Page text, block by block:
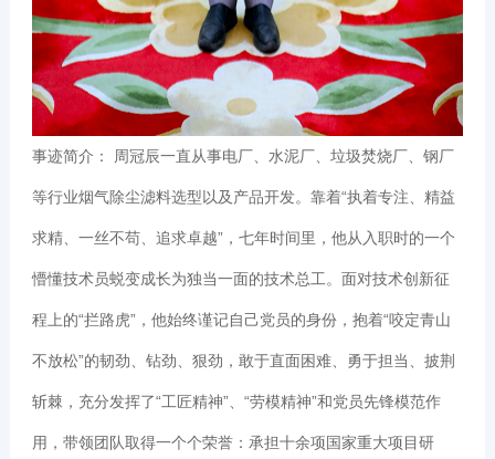
事迹简介： 周冠辰一直从事电厂、水泥厂、垃圾焚烧厂、钢厂
等行业烟气除尘滤料选型以及产品开发。靠着“执着专注、精益
求精、一丝不苟、追求卓越”，七年时间里，他从入职时的一个
懵懂技术员蜕变成长为独当一面的技术总工。面对技术创新征
程上的“拦路虎”，他始终谨记自己党员的身份，抱着“咬定青山
不放松”的韧劲、钻劲、狠劲，敢于直面困难、勇于担当、披荆
斩棘，充分发挥了“工匠精神”、“劳模精神”和党员先锋模范作
用，带领团队取得一个个荣誉：承担十余项国家重大项目研